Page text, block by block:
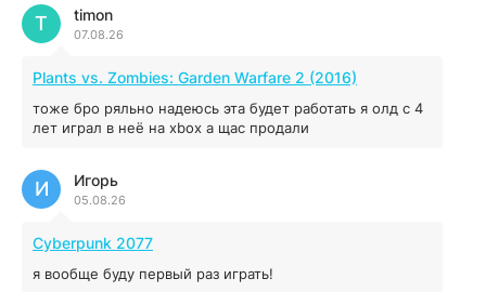
04.12.2025
MAFIA: THE OLD COUNTRY
44.98 ГБ 2025
04.12.2025
Red Chaos - The Strict Order
04.12.2025
timon
07.08.26
T
Plants vs. Zombies: Garden Warfare 2 (2016)
тоже бро ряльно надеюсь эта будет работать я олд с 4
лет играл в неё на xbox а щас продали
Игорь
05.08.26
И
Cyberpunk 2077
я вообще буду первый раз играть!